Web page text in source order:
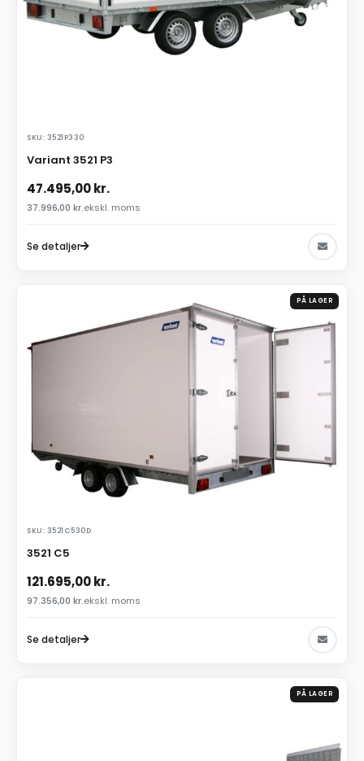
SKU: 3521P330
Variant 3521 P3
47.495,00kr.
37.996,00 kr.ekskl. moms
Se detaljer
PÅ LAGER
SKU: 3521C530D
3521 C5
121.695,00kr.
97.356,00 kr.ekskl. moms
Se detaljer
PÅ LAGER